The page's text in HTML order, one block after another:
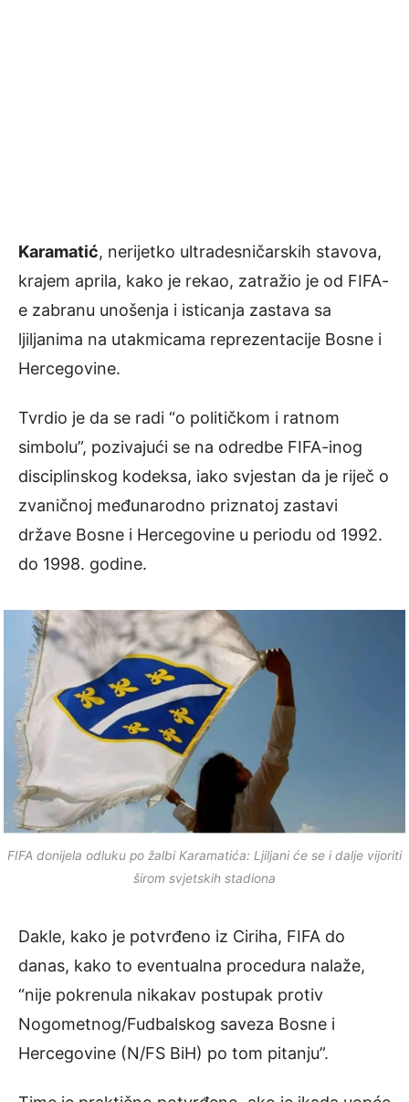
Karamatić, nerijetko ultradesničarskih stavova,
krajem aprila, kako je rekao, zatražio je od FIFA-
e zabranu unošenja i isticanja zastava sa
ljiljanima na utakmicama reprezentacije Bosne i
Hercegovine.
Tvrdio je da se radi “o političkom i ratnom
simbolu”, pozivajući se na odredbe FIFA-inog
disciplinskog kodeksa, iako svjestan da je riječ o
zvaničnoj međunarodno priznatoj zastavi
države Bosne i Hercegovine u periodu od 1992.
do 1998. godine.
FIFA donijela odluku po žalbi Karamatića: Ljiljani će se i dalje vijoriti
širom svjetskih stadiona
Dakle, kako je potvrđeno iz Ciriha, FIFA do
danas, kako to eventualna procedura nalaže,
“nije pokrenula nikakav postupak protiv
Nogometnog/Fudbalskog saveza Bosne i
Hercegovine (N/FS BiH) po tom pitanju”.